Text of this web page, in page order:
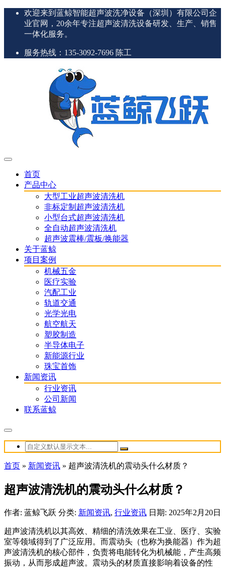
欢迎来到蓝鲸智能超声波洗净设备（深圳）有限公司企
业官网，20余年专注超声波清洗设备研发、生产、销售
一体化服务。
服务热线：135-3092-7696 陈工
首页
产品中心
大型工业超声波清洗机
非标定制超声波清洗机
小型台式超声波清洗机
全自动超声波清洗机
超声波震棒/震板/换能器
关于蓝鲸
项目案例
机械五金
医疗实验
汽配工业
轨道交通
光学光电
航空航天
塑胶制造
半导体电子
新能源行业
珠宝首饰
新闻资讯
行业资讯
公司新闻
联系蓝鲸
首页 » 新闻资讯 » 超声波清洗机的震动头什么材质？
超声波清洗机的震动头什么材质？
作者: 蓝鲸飞跃 分类: 新闻资讯, 行业资讯 日期: 2025年2月20日
超声波清洗机以其高效、精细的清洗效果在工业、医疗、实验
室等领域得到了广泛应用。而震动头（也称为换能器）作为超
声波清洗机的核心部件，负责将电能转化为机械能，产生高频
振动，从而形成超声波。震动头的材质直接影响着设备的性